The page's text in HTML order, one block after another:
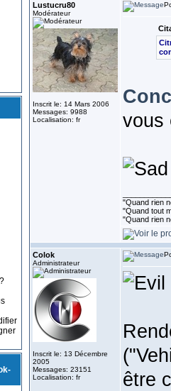
Lustucru80
Modérateur
Inscrit le: 14 Mars 2006
Messages: 9988
Localisation: fr
vous
"Quand rien
"Quand tout
"Quand rien
Colok
Administrateur
Inscrit le: 13 Décembre
2005
Messages: 23151
Localisation: fr
être